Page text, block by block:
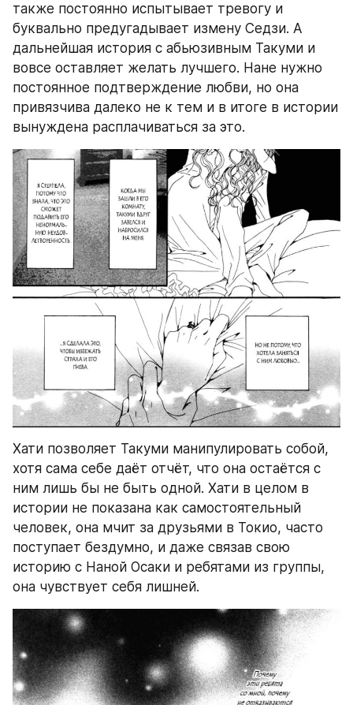
также постоянно испытывает тревогу и
буквально предугадывает измену Седзи. А
дальнейшая история с абьюзивным Такуми и
вовсе оставляет желать лучшего. Нане нужно
постоянное подтверждение любви, но она
привязчива далеко не к тем и в итоге в истории
вынуждена расплачиваться за это.
Хати позволяет Такуми манипулировать собой,
хотя сама себе даёт отчёт, что она остаётся с
ним лишь бы не быть одной. Хати в целом в
истории не показана как самостоятельный
человек, она мчит за друзьями в Токио, часто
поступает бездумно, и даже связав свою
историю с Наной Осаки и ребятами из группы,
она чувствует себя лишней.